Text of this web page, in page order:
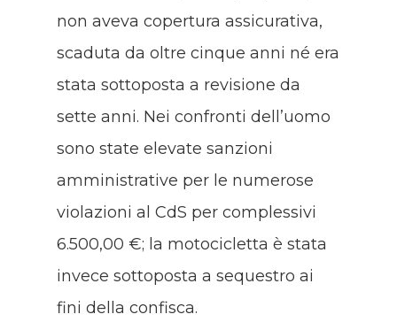
non aveva copertura assicurativa,
scaduta da oltre cinque anni né era
stata sottoposta a revisione da
sette anni. Nei confronti dell’uomo
sono state elevate sanzioni
amministrative per le numerose
violazioni al CdS per complessivi
6.500,00 €; la motocicletta è stata
invece sottoposta a sequestro ai
fini della confisca.